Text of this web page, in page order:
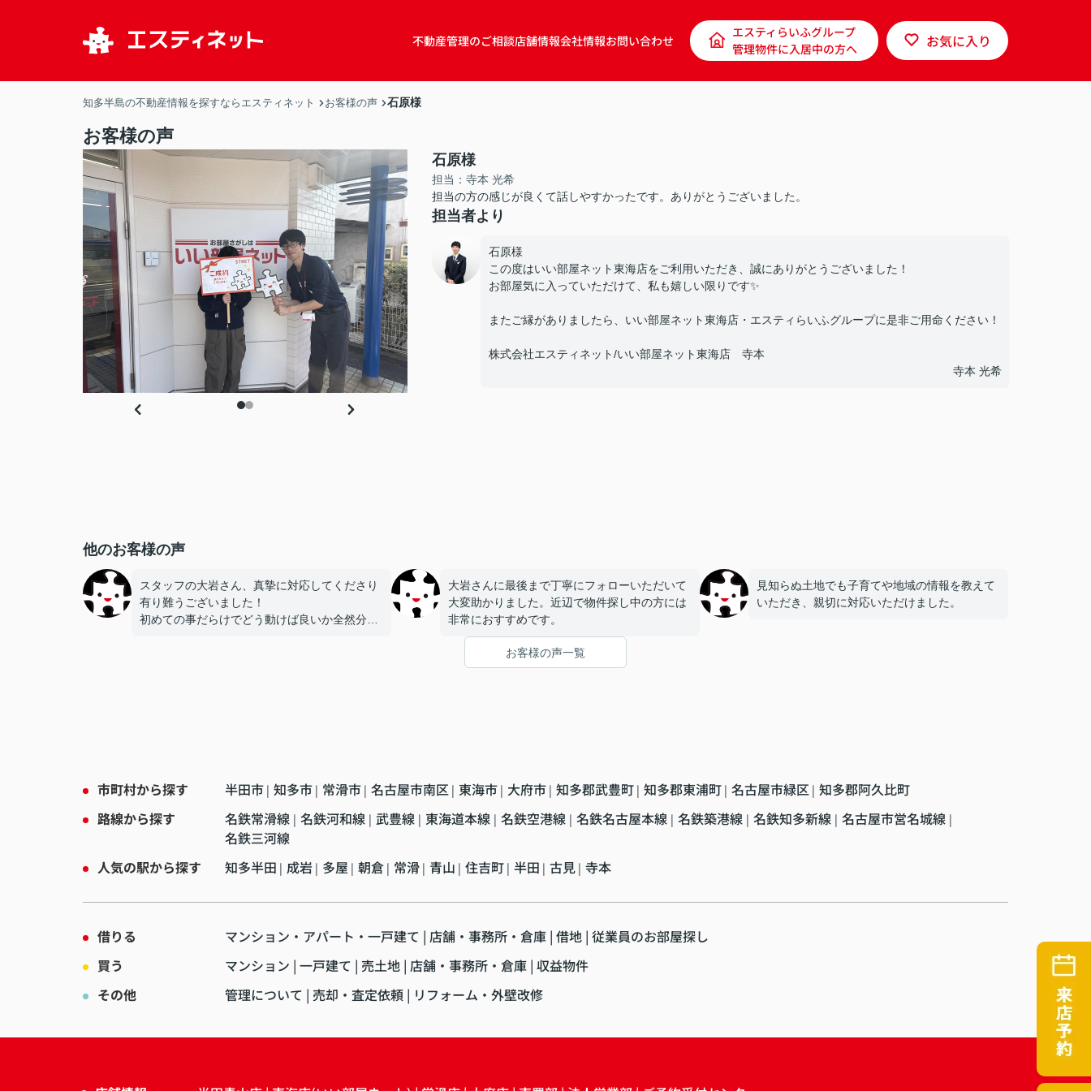
不動産管理のご相談店舗情報会社情報お問い合わせ
エスティらいふグループ
管理物件に入居中の方へ
お気に入り
知多半島の不動産情報を探すならエスティネット お客様の声 石原様
お客様の声
石原様
担当：寺本 光希
担当の方の感じが良くて話しやすかったです。ありがとうございました。
担当者より
石原様
この度はいい部屋ネット東海店をご利用いただき、誠にありがとうございました！
お部屋気に入っていただけて、私も嬉しい限りです✨
またご縁がありましたら、いい部屋ネット東海店・エスティらいふグループに是非ご用命ください！
株式会社エスティネット/いい部屋ネット東海店 寺本
寺本 光希
他のお客様の声
スタッフの大岩さん、真摯に対応してくださり
有り難うございました！
初めての事だらけでどう動けば良いか全然分か
大岩さんに最後まで丁寧にフォローいただいて
大変助かりました。近辺で物件探し中の方には
非常におすすめです。
見知らぬ土地でも子育てや地域の情報を教えて
いただき、親切に対応いただけました。
お客様の声一覧
市町村から探す 半田市 | 知多市 | 常滑市 | 名古屋市南区 | 東海市 | 大府市 | 知多郡武豊町 | 知多郡東浦町 | 名古屋市緑区 | 知多郡阿久比町
路線から探す
名鉄常滑線 | 名鉄河和線 | 武豊線 | 東海道本線 | 名鉄空港線 | 名鉄名古屋本線 | 名鉄築港線 | 名鉄知多新線 | 名古屋市営名城線 |
名鉄三河線
人気の駅から探す
知多半田 | 成岩 | 多屋 | 朝倉 | 常滑 | 青山 | 住吉町 | 半田 | 古見 | 寺本
借りる マンション・アパート・一戸建て 店舗・事務所・倉庫 借地 従業員のお部屋探し
買う
マンション 一戸建て 売土地 店舗・事務所・倉庫 収益物件
その他
管理について 売却・査定依頼 リフォーム・外壁改修